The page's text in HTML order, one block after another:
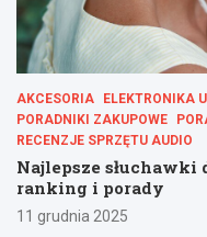
AKCESORIA ELEKTRONIKA
PORADNIKI ZAKUPOWE
RECENZJE SPRZĘTU AUDIO
Najlepsze słuchawki
ranking i porady
11 grudnia 2025